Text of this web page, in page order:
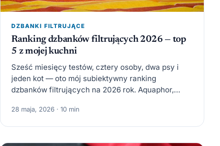
DZBANKI FILTRUJĄCE
Ranking dzbanków filtrujących 2026 — top
5 z mojej kuchni
Sześć miesięcy testów, cztery osoby, dwa psy i
jeden kot — oto mój subiektywny ranking
dzbanków filtrujących na 2026 rok. Aquaphor,
28 maja, 2026 · 10 min